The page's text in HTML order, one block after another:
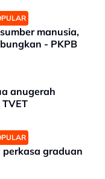
manusia,
- PKPB
anugerah
perkasa graduan